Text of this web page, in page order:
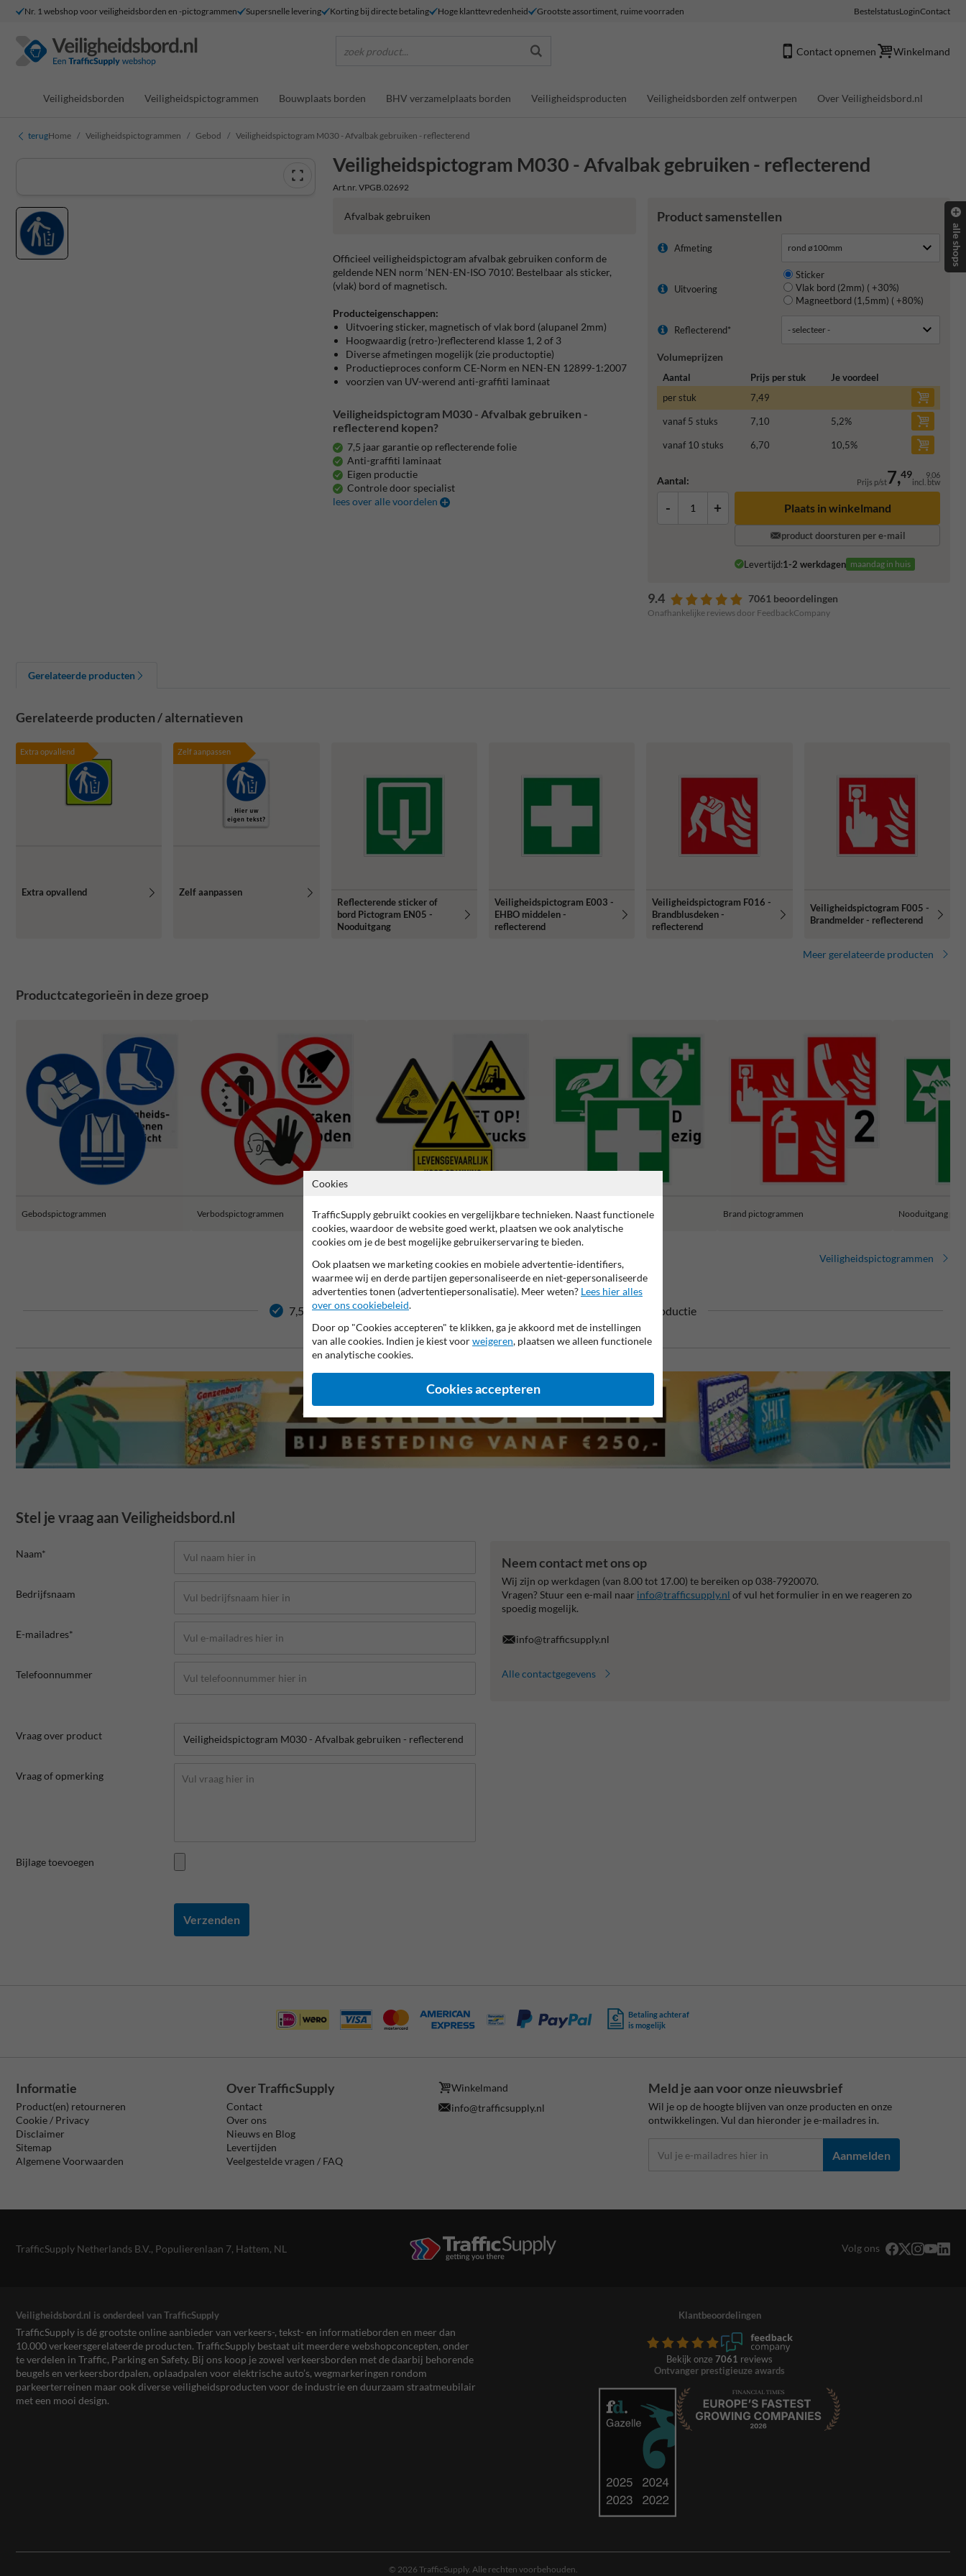
Nr. 1 webshop voor veiligheidsborden en -pictogrammen Supersnelle levering Korting bij directe betaling Hoge klanttevredenheid Grootste assortiment, ruime voorraden BestelstatusLoginContact
zoek product... Contact opnemen Winkelmand
Veiligheidsborden Veiligheidspictogrammen Bouwplaats borden BHV verzamelplaats borden Veiligheidsproducten Veiligheidsborden zelf ontwerpen Over Veiligheidsbord.nl
terugHome Veiligheidspictogrammen Gebod Veiligheidspictogram M030 - Afvalbak gebruiken - reflecterend
Veiligheidspictogram M030 - Afvalbak gebruiken - reflecterend
Art.nr. VPGB.02692
Product samenstellen
Afmeting
Uitvoering
Sticker
Vlak bord (2mm) ( +30%)
Magneetbord (1,5mm) ( +80%)
Reflecterend*
Volumeprijzen
Aantal Prijs per stuk
Je voordeel
per stuk
7,49
vanaf 5 stuks 7,10 5,2%
vanaf 10 stuks 6,70 10,5%
Aantal: Prijs p/st7,49 9,06
incl. btw
- + Plaats in winkelmand
product doorsturen per e-mail
Levertijd:1-2 werkdagen maandag in huis
9.4 7061 beoordelingen
Onafhankelijke reviews door FeedbackCompany
Afvalbak gebruiken
Officieel veiligheidspictogram afvalbak gebruiken conform de
geldende NEN norm ‘NEN-EN-ISO 7010’. Bestelbaar als sticker,
(vlak) bord of magnetisch.
Producteigenschappen:
Uitvoering sticker, magnetisch of vlak bord (alupanel 2mm)
Hoogwaardig (retro-)reflecterend klasse 1, 2 of 3
Diverse afmetingen mogelijk (zie productoptie)
Productieproces conform CE-Norm en NEN-EN 12899-1:2007
voorzien van UV-werend anti-graffiti laminaat
Veiligheidspictogram M030 - Afvalbak gebruiken -
reflecterend kopen?
7,5 jaar garantie op reflecterende folie
Anti-graffiti laminaat
Eigen productie
Controle door specialist
lees over alle voordelen
Gerelateerde producten
Gerelateerde producten / alternatieven
Extra opvallend
Extra opvallend
Zelf aanpassen
Zelf aanpassen
Reflecterende sticker of
bord Pictogram EN05 -
Nooduitgang
Veiligheidspictogram E003 -
EHBO middelen -
reflecterend
Veiligheidspictogram F016 -
Brandblusdeken -
reflecterend
Veiligheidspictogram F005 -
Brandmelder - reflecterend
Meer gerelateerde producten
Productcategorieën in deze groep
Gebodspictogrammen Verbodspictogrammen Waarschuwingspictogrammen Reddingspictogrammen Brand pictogrammen Nooduitgang
Veiligheidspictogrammen
7,5 jaar garantie op reflecterende folie Eigen productie
Stel je vraag aan Veiligheidsbord.nl
Naam*
Bedrijfsnaam
E-mailadres*
Telefoonnummer
Vraag over product
Vraag of opmerking
Bijlage toevoegen
Verzenden
Neem contact met ons op
Wij zijn op werkdagen (van 8.00 tot 17.00) te bereiken op 038-7920070.
Vragen? Stuur een e-mail naar info@trafficsupply.nl of vul het formulier in en we reageren zo
spoedig mogelijk.
info@trafficsupply.nl
Alle contactgegevens
Betaling achteraf
is mogelijk
Informatie
Product(en) retourneren
Cookie / Privacy
Disclaimer
Sitemap
Algemene Voorwaarden
Over TrafficSupply
Contact
Over ons
Nieuws en Blog
Levertijden
Veelgestelde vragen / FAQ
Winkelmand
info@trafficsupply.nl
Meld je aan voor onze nieuwsbrief
Wil je op de hoogte blijven van onze producten en onze
ontwikkelingen. Vul dan hieronder je e-mailadres in.
Aanmelden
TrafficSupply Netherlands B.V., Populierenlaan 7, Hattem, NL Volg ons
Veiligheidsbord.nl is onderdeel van TrafficSupply
TrafficSupply is dé grootste online aanbieder van verkeers-, tekst- en informatieborden en meer dan
10.000 verkeersgerelateerde producten. TrafficSupply bestaat uit meerdere webshopconcepten, onder
te verdelen in Traffic, Parking en Safety. Bij ons koop je zowel verkeersborden met de daarbij behorende
beugels en verkeersbordpalen, oplaadpalen voor elektrische auto’s, wegmarkeringen rondom
parkeerterreinen maar ook diverse veiligheidsproducten voor de industrie en duurzaam straatmeubilair
met een mooi design.
Klantbeoordelingen
Bekijk onze 7061 reviews
Ontvanger prestigieuze awards
© 2026 TrafficSupply. Alle rechten voorbehouden.
alle shops
Cookies
TrafficSupply gebruikt cookies en vergelijkbare technieken. Naast functionele
cookies, waardoor de website goed werkt, plaatsen we ook analytische
cookies om je de best mogelijke gebruikerservaring te bieden.
Ook plaatsen we marketing cookies en mobiele advertentie-identifiers,
waarmee wij en derde partijen gepersonaliseerde en niet-gepersonaliseerde
advertenties tonen (advertentiepersonalisatie). Meer weten? Lees hier alles
over ons cookiebeleid.
Door op "Cookies accepteren" te klikken, ga je akkoord met de instellingen
van alle cookies. Indien je kiest voorweigeren, plaatsen we alleen functionele
en analytische cookies.
Cookies accepteren